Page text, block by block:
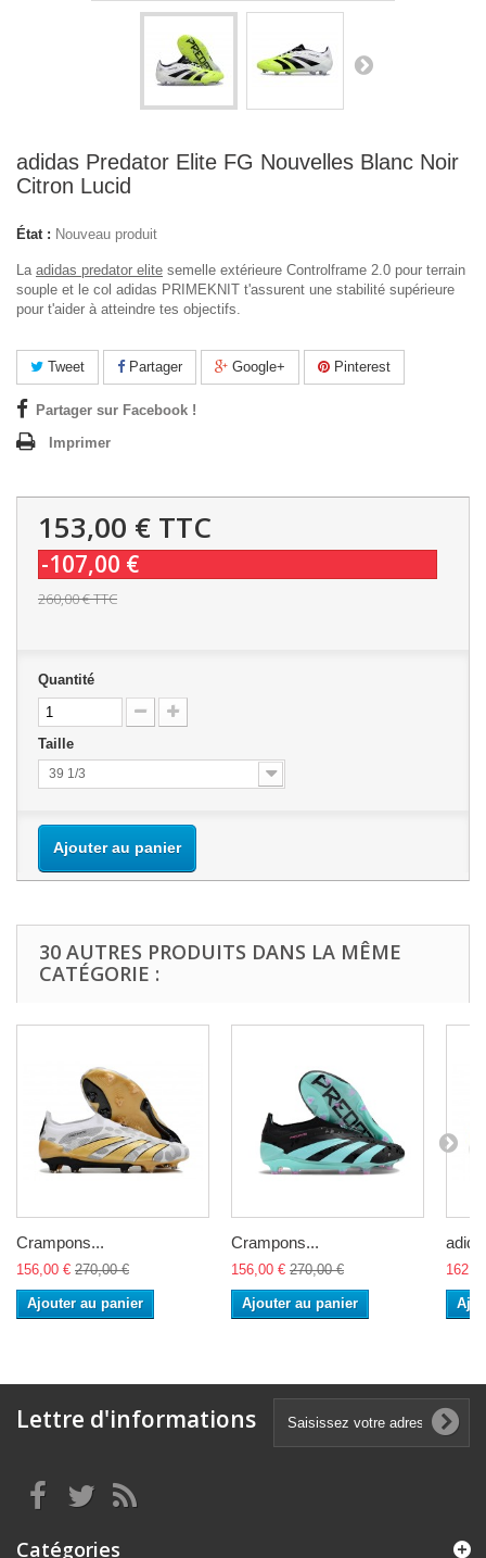
adidas Predator Elite FG Nouvelles Blanc Noir
Citron Lucid
État : Nouveau produit
La adidas predator elite semelle extérieure Controlframe 2.0 pour terrain
souple et le col adidas PRIMEKNIT t'assurent une stabilité supérieure
pour t'aider à atteindre tes objectifs.
Tweet Partager Google+ Pinterest
Partager sur Facebook !
Imprimer
153,00 € TTC
-107,00 €
260,00 €TTC
Quantité
Taille
39 1/3
Ajouter au panier
30 AUTRES PRODUITS DANS LA MÊME
CATÉGORIE :
Crampons...
156,00 € 270,00 €
Ajouter au panier
Crampons...
156,00 € 270,00 €
Ajouter au panier
Lettre d'informations
Catégories